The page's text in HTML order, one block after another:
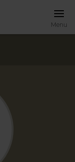
Menu